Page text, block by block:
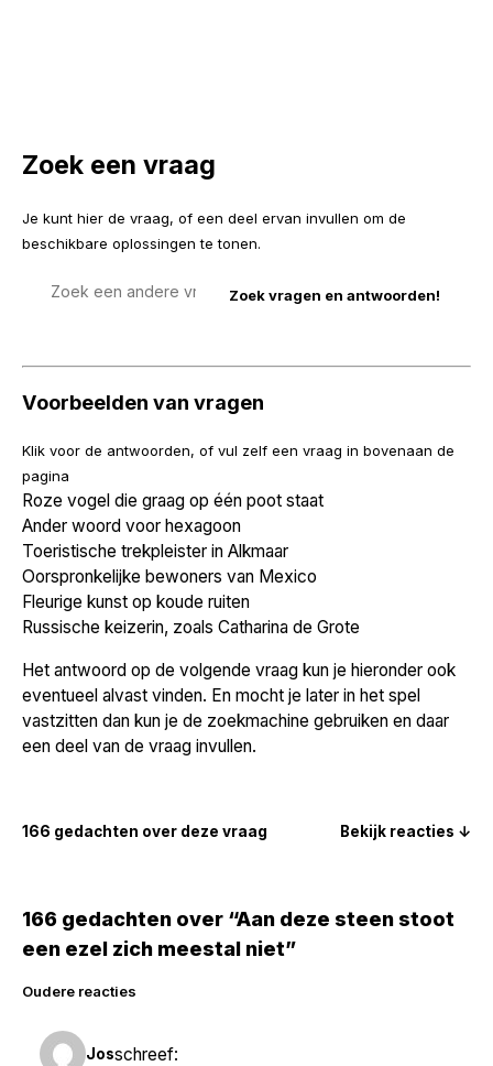
Zoek een vraag
Je kunt hier de vraag, of een deel ervan invullen om de
beschikbare oplossingen te tonen.
Voorbeelden van vragen
Klik voor de antwoorden, of vul zelf een vraag in bovenaan de
pagina
Roze vogel die graag op één poot staat
Ander woord voor hexagoon
Toeristische trekpleister in Alkmaar
Oorspronkelijke bewoners van Mexico
Fleurige kunst op koude ruiten
Russische keizerin, zoals Catharina de Grote
Het antwoord op de volgende vraag kun je hieronder ook
eventueel alvast vinden. En mocht je later in het spel
vastzitten dan kun je de zoekmachine gebruiken en daar
een deel van de vraag invullen.
166 gedachten over deze vraag Bekijk reacties ↓
166 gedachten over “Aan deze steen stoot
een ezel zich meestal niet”
Reacties
navigatie
Oudere reacties
Josschreef: